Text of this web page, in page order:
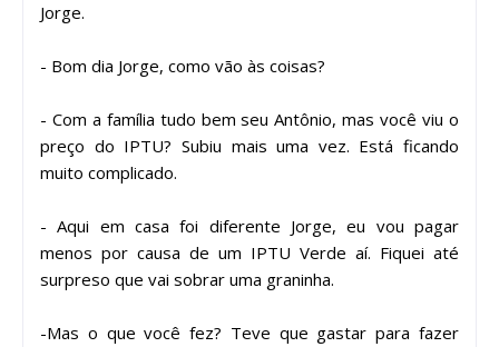
Jorge.
- Bom dia Jorge, como vão às coisas?
- Com a família tudo bem seu Antônio, mas você viu o
preço do IPTU? Subiu mais uma vez. Está ficando
muito complicado.
- Aqui em casa foi diferente Jorge, eu vou pagar
menos por causa de um IPTU Verde aí. Fiquei até
surpreso que vai sobrar uma graninha.
-Mas o que você fez? Teve que gastar para fazer